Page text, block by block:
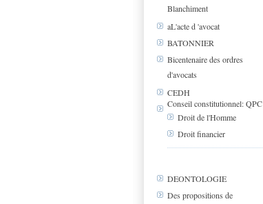
Blanchiment
aL'acte d 'avocat
BATONNIER
Bicentenaire des ordres
d'avocats
CEDH
Conseil constitutionnel: QPC
Droit de l'Homme
Droit financier
DEONTOLOGIE
Des propositions de